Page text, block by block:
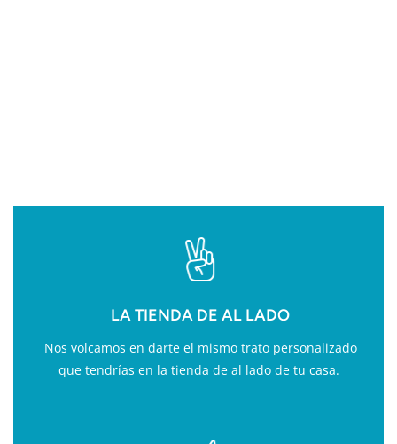
LA TIENDA DE AL LADO
Nos volcamos en darte el mismo trato personalizado
que tendrías en la tienda de al lado de tu casa.